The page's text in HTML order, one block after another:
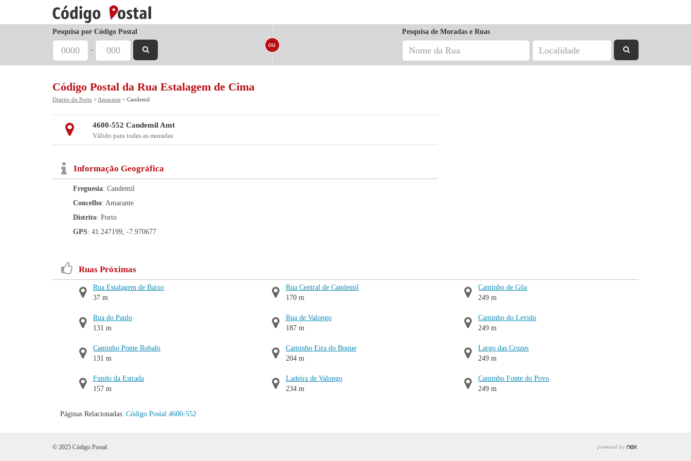
Pesquisa por Código Postal
-
Pesquisa de Moradas e Ruas
Código Postal da Rua Estalagem de Cima
Distrito do Porto > Amarante > Candemil
4600-552 Candemil Amt
Válido para todas as moradas
Informação Geográfica
Freguesia: Candemil
Concelho: Amarante
Distrito: Porto
GPS: 41.247199, -7.970677
Ruas Próximas
Rua Estalagem de Baixo
37 m
Rua do Paulo
131 m
Caminho Ponte Robalo
131 m
Fundo da Estrada
157 m
Rua Central de Candemil
170 m
Rua de Valongo
187 m
Caminho Eira do Boque
204 m
Ladeira de Valongo
234 m
Caminho de Gôa
249 m
Caminho do Levido
249 m
Largo das Cruzes
249 m
Caminho Fonte do Povo
249 m
Páginas Relacionadas: Código Postal 4600-552
© 2025 Código Postal